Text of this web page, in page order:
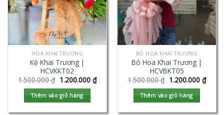
HOA KHAI TRƯƠNG
Kệ Khai Trương |
HCVKKT02
1.500.000₫ 1.200.000 ₫
Thêm vào giỏ hàng
BÓ HOA KHAI TRƯƠNG
Bó Hoa Khai Trương |
HCVBKT05
1.500.000₫ 1.200.000 ₫
Thêm vào giỏ hàng